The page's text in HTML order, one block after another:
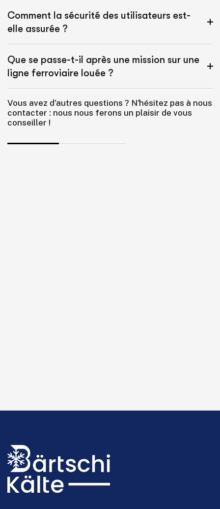
Comment la sécurité des utilisateurs est-
elle assurée ?
Que se passe-t-il après une mission sur une
ligne ferroviaire louée ?
Vous avez d'autres questions ? N'hésitez pas à nous
contacter : nous nous ferons un plaisir de vous
conseiller !